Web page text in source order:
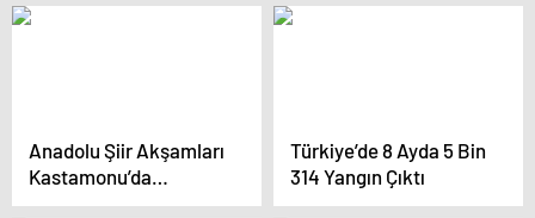
ilerde iyi noktalara
Anadolu Şiir Akşamları
Kastamonu’da
düzenlendi
Türkiye’de 8 Ayda 5 Bin
314 Yangın Çıktı